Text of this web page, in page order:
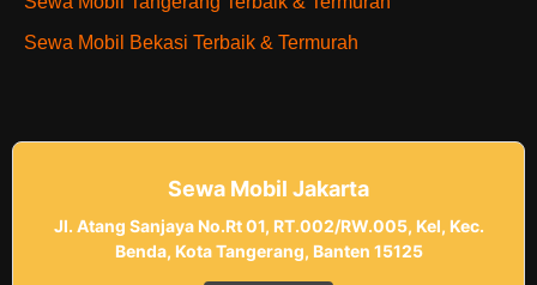
Sewa Mobil Bekasi Terbaik & Termurah
Sewa Mobil Jakarta
Jl. Atang Sanjaya No.Rt 01, RT.002/RW.005, Kel, Kec.
Benda, Kota Tangerang, Banten 15125